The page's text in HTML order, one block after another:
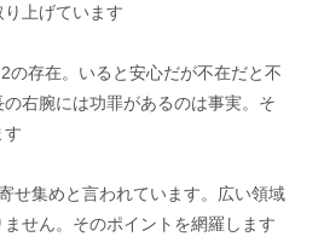
上げています
存在。いると安心だが不在だと不
右腕には功罪があるのは事実。そ
す
せ集めと言われています。広い領域
せん。そのポイントを網羅します